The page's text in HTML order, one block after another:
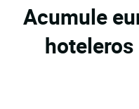
Acumule